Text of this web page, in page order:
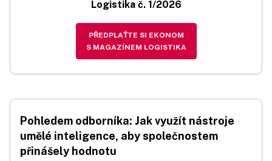
Logistika č. 1/2026
PŘEDPLAŤTE SI EKONOM
S MAGAZÍNEM LOGISTIKA
Pohledem odborníka: Jak využít nástroje
umělé inteligence, aby společnostem
přinášely hodnotu